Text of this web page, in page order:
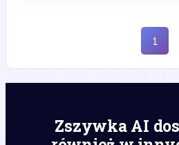
1
Zszywka AI